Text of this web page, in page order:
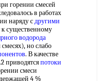
горении смесей
в работах
наряду сдругими
существенному
водорода
но слабо
. В качестве
приводятсяпотоки
смеси
4 %